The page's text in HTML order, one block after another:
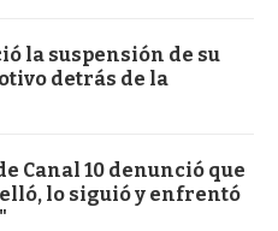
la suspensión de su
detrás de la
Canal 10 denunció que
lo siguió y enfrentó